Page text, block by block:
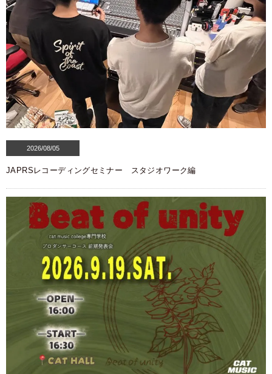
2026/08/05
JAPRSレコーディングセミナー スタジオワーク編